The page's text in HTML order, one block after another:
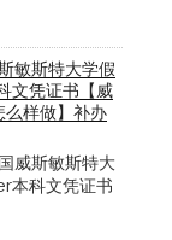
敏斯特大学假
文凭证书【威
么样做】补办
威斯敏斯特大
本科文凭证书